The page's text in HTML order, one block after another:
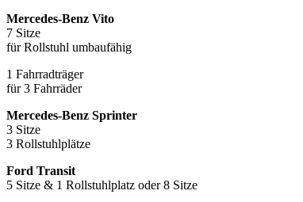
Mercedes-Benz Vito
7 Sitze
für Rollstuhl umbaufähig
1 Fahrradträger
für 3 Fahrräder
Mercedes-Benz Sprinter
3 Sitze
3 Rollstuhlplätze
Ford Transit
5 Sitze & 1 Rollstuhlplatz oder 8 Sitze